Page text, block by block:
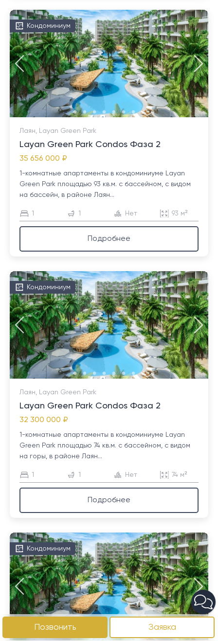
Кондоминиум
Лаян, Layan Green Park
Layan Green Park Condos Фаза 2
35 656 000 ₽
1-комнатные апартаменты в кондоминиуме Layan
Green Park площадью 93 кв.м. с бассейном, с видом
на бассейн, в районе Лаян...
1 1 Нет 93 м²
Подробнее
Кондоминиум
Лаян, Layan Green Park
Layan Green Park Condos Фаза 2
32 300 000 ₽
1-комнатные апартаменты в кондоминиуме Layan
Green Park площадью 74 кв.м. с бассейном, с видом
на горы, в районе Лаян...
1 1 Нет 74 м²
Подробнее
Кондоминиум
Позвонить Заявка